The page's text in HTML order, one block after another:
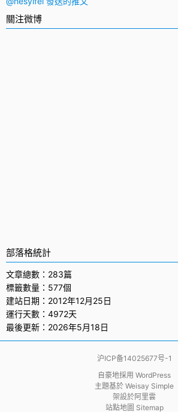
關注微博
部落格統計
文章總數：283篇
標籤數量：577個
建站日期：2012年12月25日
運行天數：4972天
最後更新：2026年5月18日
沪ICP备14025677号-1
自豪地採用 WordPress
主題基於 Weisay Simple
架設於阿里雲
站點地圖 Sitemap